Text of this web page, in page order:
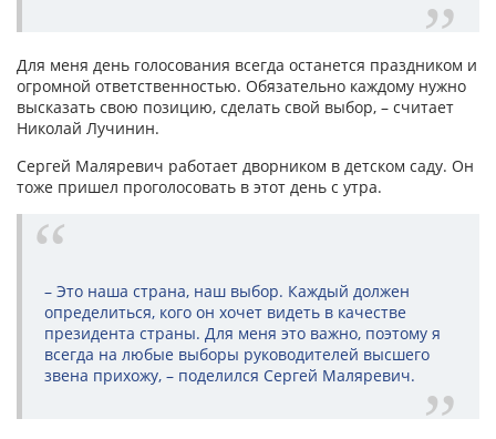
Для меня день голосования всегда останется праздником и
огромной ответственностью. Обязательно каждому нужно
высказать свою позицию, сделать свой выбор, – считает
Николай Лучинин.
Сергей Маляревич работает дворником в детском саду. Он
тоже пришел проголосовать в этот день с утра.
– Это наша страна, наш выбор. Каждый должен
определиться, кого он хочет видеть в качестве
президента страны. Для меня это важно, поэтому я
всегда на любые выборы руководителей высшего
звена прихожу, – поделился Сергей Маляревич.